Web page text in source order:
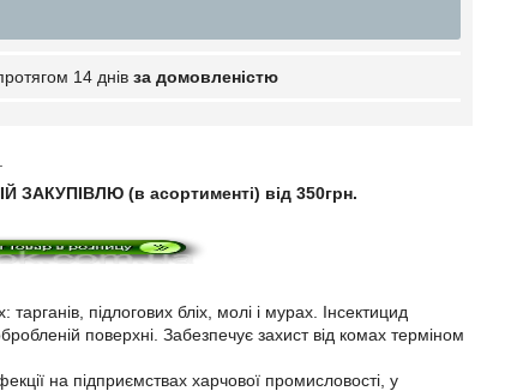
14 днів за домовленістю
ЗАКУПІВЛЮ (в асортименті) від 350грн.
підлогових бліх, молі і мурах. Інсектицид
поверхні. Забезпечує захист від комах терміном
на підприємствах харчової промисловості, у